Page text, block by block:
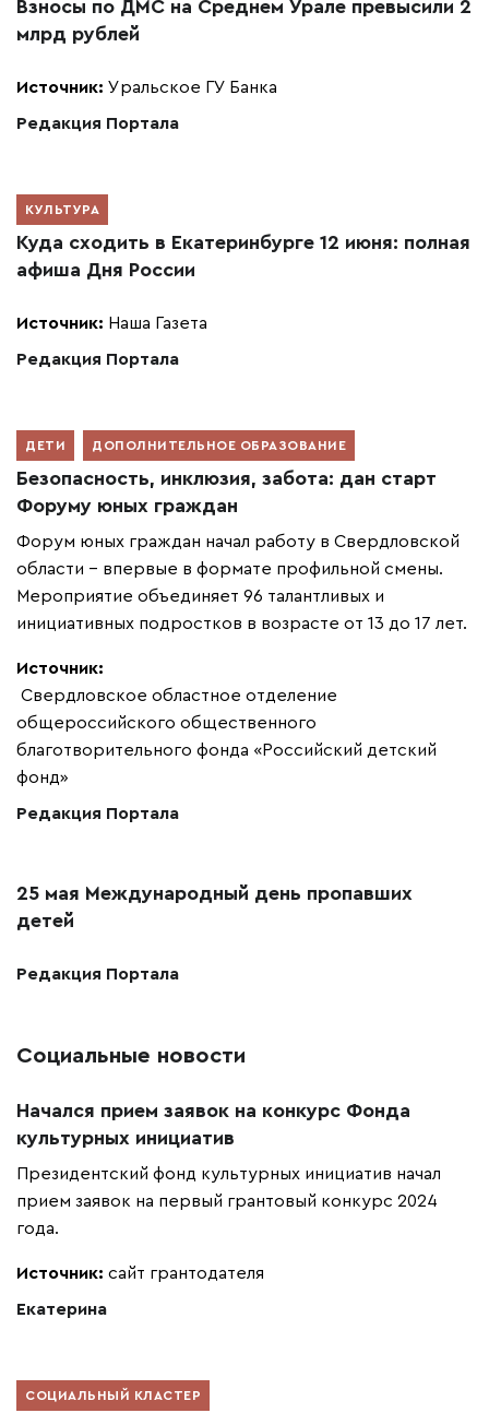
Взносы по ДМС на Среднем Урале превысили 2
млрд рублей
Источник: Уральское ГУ Банка
Редакция Портала
КУЛЬТУРА
Куда сходить в Екатеринбурге 12 июня: полная
афиша Дня России
Источник: Наша Газета
Редакция Портала
ДЕТИ ДОПОЛНИТЕЛЬНОЕ ОБРАЗОВАНИЕ
Безопасность, инклюзия, забота: дан старт
Форуму юных граждан
Форум юных граждан начал работу в Свердловской
области – впервые в формате профильной смены.
Мероприятие объединяет 96 талантливых и
инициативных подростков в возрасте от 13 до 17 лет.
Источник:
Свердловское областное отделение
общероссийского общественного
благотворительного фонда «Российский детский
фонд»
Редакция Портала
25 мая Международный день пропавших
детей
Редакция Портала
Социальные новости
Начался прием заявок на конкурс Фонда
культурных инициатив
Президентский фонд культурных инициатив начал
прием заявок на первый грантовый конкурс 2024
года.
Источник: сайт грантодателя
Екатерина
СОЦИАЛЬНЫЙ КЛАСТЕР